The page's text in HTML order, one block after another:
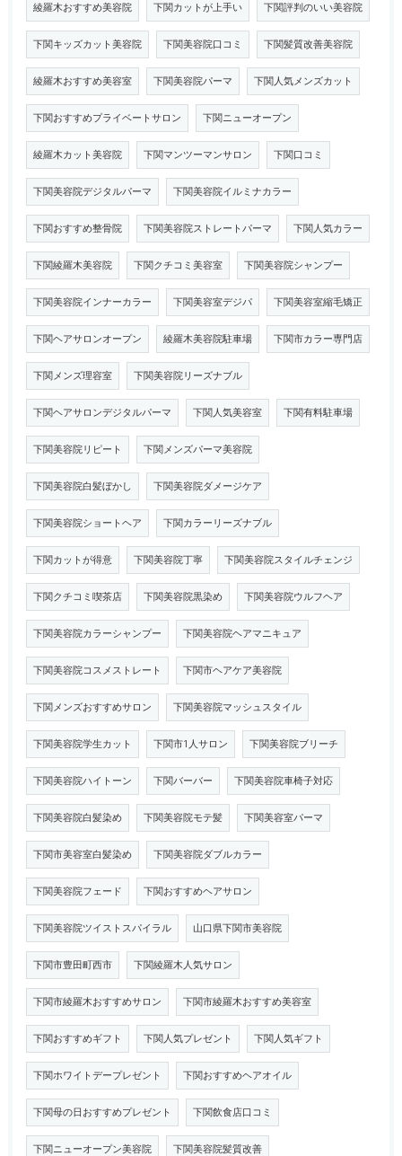
綾羅木おすすめ美容院 下関カットが上手い 下関評判のいい美容院
下関キッズカット美容院 下関美容院口コミ 下関髪質改善美容院
綾羅木おすすめ美容室 下関美容院パーマ 下関人気メンズカット
下関おすすめプライベートサロン 下関ニューオープン
綾羅木カット美容院 下関マンツーマンサロン 下関口コミ
下関美容院デジタルパーマ 下関美容院イルミナカラー
下関おすすめ整骨院 下関美容院ストレートパーマ 下関人気カラー
下関綾羅木美容院 下関クチコミ美容室 下関美容院シャンプー
下関美容院インナーカラー 下関美容室デジパ 下関美容室縮毛矯正
下関ヘアサロンオープン 綾羅木美容院駐車場 下関市カラー専門店
下関メンズ理容室 下関美容院リーズナブル
下関ヘアサロンデジタルパーマ 下関人気美容室 下関有料駐車場
下関美容院リピート 下関メンズパーマ美容院
下関美容院白髪ぼかし 下関美容院ダメージケア
下関美容院ショートヘア 下関カラーリーズナブル
下関カットが得意 下関美容院丁寧 下関美容院スタイルチェンジ
下関クチコミ喫茶店 下関美容院黒染め 下関美容院ウルフヘア
下関美容院カラーシャンプー 下関美容院ヘアマニキュア
下関美容院コスメストレート 下関市ヘアケア美容院
下関メンズおすすめサロン 下関美容院マッシュスタイル
下関美容院学生カット 下関市1人サロン 下関美容院ブリーチ
下関美容院ハイトーン 下関バーバー 下関美容院車椅子対応
下関美容院白髪染め 下関美容院モテ髪 下関美容室パーマ
下関市美容室白髪染め 下関美容院ダブルカラー
下関美容院フェード 下関おすすめヘアサロン
下関美容院ツイストスパイラル 山口県下関市美容院
下関市豊田町西市 下関綾羅木人気サロン
下関市綾羅木おすすめサロン 下関市綾羅木おすすめ美容室
下関おすすめギフト 下関人気プレゼント 下関人気ギフト
下関ホワイトデープレゼント 下関おすすめヘアオイル
下関母の日おすすめプレゼント 下関飲食店口コミ
下関ニューオープン美容院 下関美容院髪質改善